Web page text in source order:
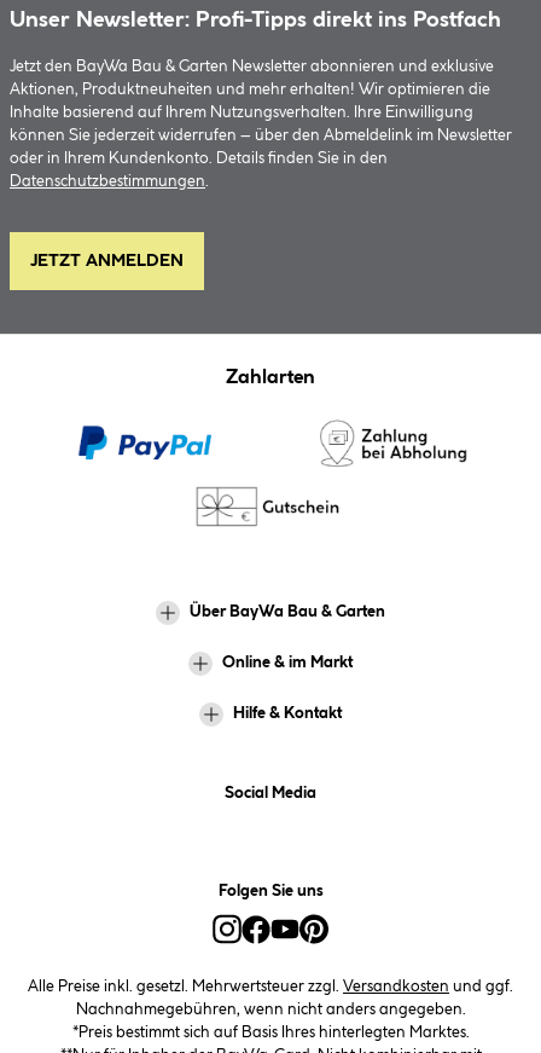
Unser Newsletter: Profi-Tipps direkt ins Postfach
Jetzt den BayWa Bau & Garten Newsletter abonnieren und exklusive
Aktionen, Produktneuheiten und mehr erhalten! Wir optimieren die
Inhalte basierend auf Ihrem Nutzungsverhalten. Ihre Einwilligung
können Sie jederzeit widerrufen – über den Abmeldelink im Newsletter
oder in Ihrem Kundenkonto. Details finden Sie in den
Datenschutzbestimmungen.
JETZT ANMELDEN
Zahlarten
Über BayWa Bau & Garten
Online & im Markt
Hilfe & Kontakt
Social Media
Folgen Sie uns
Alle Preise inkl. gesetzl. Mehrwertsteuer zzgl. Versandkosten und ggf.
Nachnahmegebühren, wenn nicht anders angegeben.
*Preis bestimmt sich auf Basis Ihres hinterlegten Marktes.